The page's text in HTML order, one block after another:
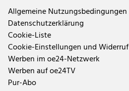
Allgemeine Nutzungsbedingungen
Datenschutzerklärung
Cookie-Liste
Cookie-Einstellungen und Widerruf
Werben im oe24-Netzwerk
Werben auf oe24TV
Pur-Abo